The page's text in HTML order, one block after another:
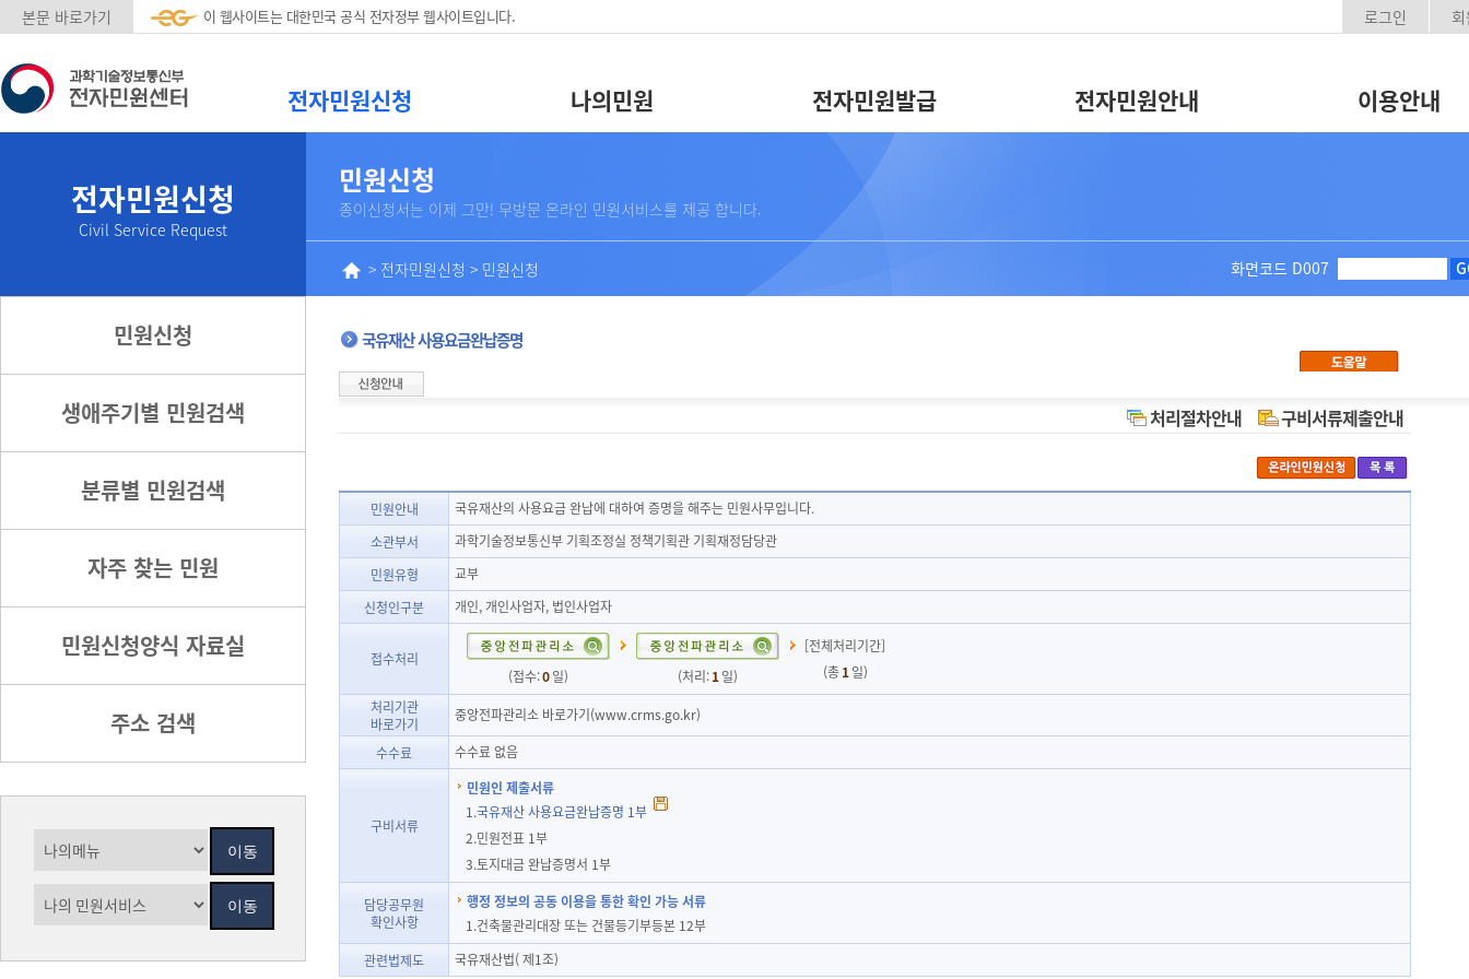
본문 바로가기 이 웹사이트는 대한민국 공식 전자정부 웹사이트입니다. 로그인
전자민원신청 나의민원 전자민원발급 전자민원안내 이용안내
전자민원신청
Civil Service Request
민원신청
생애주기별 민원검색
분류별 민원검색
자주 찾는 민원
민원신청양식 자료실
주소 검색
민원신청
종이신청서는 이제 그만! 무방문 온라인 민원서비스를 제공 합니다.
> 전자민원신청 > 민원신청 화면코드 D007
국유재산 사용요금완납증명
처리절차안내 구비서류제출안내
민원안내
국유재산의 사용요금 완납에 대하여 증명을 해주는 민원사무입니다.
소관부서
과학기술정보통신부 기획조정실 정책기획관 기획재정담당관
민원유형
교부
신청인구분
개인, 개인사업자, 법인사업자
접수처리
(접수:0 일) (처리: 1 일)
[전체처리기간]
(총 1 일)
처리기관
바로가기
중앙전파관리소 바로가기(www.crms.go.kr)
수수료 수수료 없음
구비서류
민원인 제출서류
1.국유재산 사용요금완납증명 1부
2.민원전표 1부
3.토지대금 완납증명서 1부
담당공무원
확인사항
행정 정보의 공동 이용을 통한 확인 가능 서류
1.건축물관리대장 또는 건물등기부등본 12부
관련법제도
국유재산법( 제1조)